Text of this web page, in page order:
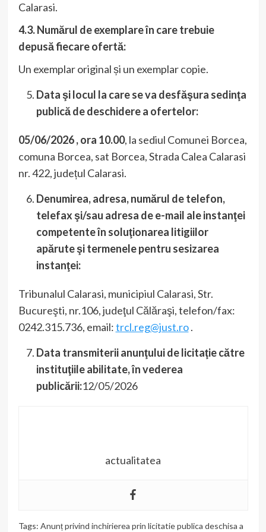
Calarasi.
4.3. Numărul de exemplare în care trebuie
depusă fiecare ofertă:
Un exemplar original și un exemplar copie.
Data şi locul la care se va desfăşura sedinţa
publică de deschidere a ofertelor:
05/06/2026 , ora 10.00, la sediul Comunei Borcea,
comuna Borcea, sat Borcea, Strada Calea Calarasi
nr. 422, județul Calarasi.
Denumirea, adresa, numărul de telefon,
telefax şi/sau adresa de e-mail ale instanţei
competente în soluţionarea litigiilor
apărute şi termenele pentru sesizarea
instanţei:
Tribunalul Calarasi, municipiul Calarasi, Str.
Bucureşti, nr.106, judeţul Călăraşi, telefon/fax:
0242.315.736, email:trcl.reg@just.ro.
Data transmiterii anunţului de licitaţie către
instituţiile abilitate, în vederea
publicării:12/05/2026
actualitatea
Tags: Anunț privind inchirierea prin licitatie publica deschisa a